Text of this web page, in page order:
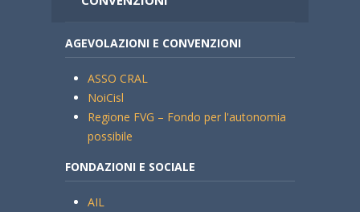
AGEVOLAZIONI E CONVENZIONI
ASSO CRAL
NoiCisl
Regione FVG – Fondo per l'autonomia
possibile
FONDAZIONI E SOCIALE
AIL